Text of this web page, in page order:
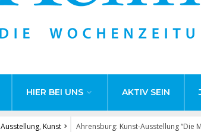
HIER BEI UNS AKTIV SEIN
Ausstellung, Kunst Ahrensburg: Kunst-Ausstellung “Die